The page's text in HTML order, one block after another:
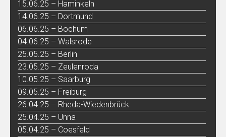
15.06.25 – Haminkeln
14.06.25 – Dortmund
06.06.25 – Bochum
04.06.25 – Walsrode
25.05.25 – Berlin
23.05.25 – Zeulenroda
10.05.25 – Saarburg
09.05.25 – Freiburg
26.04.25 – Rheda-Wiedenbrück
25.04.25 – Unna
05.04.25 – Coesfeld